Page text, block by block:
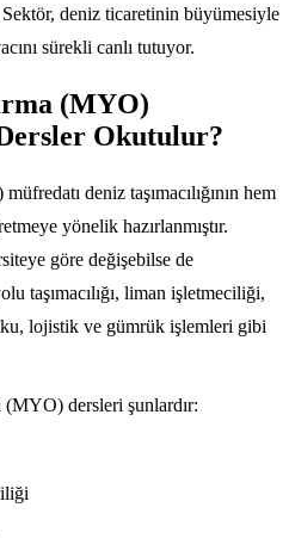
deniz ticaretinin büyümesiyle
sürekli canlı tutuyor.
(MYO)
Okutulur?
deniz taşımacılığının hem
yönelik hazırlanmıştır.
göre değişebilse de
taşımacılığı, liman işletmeciliği,
lojistik ve gümrük işlemleri gibi
(MYO) dersleri şunlardır: